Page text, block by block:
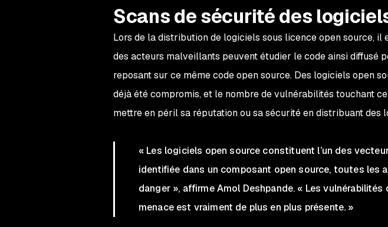
Scans de sécurité des
Lors de la distribution de logiciels sous licence open source,
des acteurs malveillants peuvent étudier le code ainsi diffusé
reposant sur ce même code open source. Des logiciels open
déjà été compromis, et le nombre de vulnérabilités touchant
mettre en péril sa réputation ou sa sécurité en distribuant
« Les logiciels open source constituent l’un des
identifiée dans un composant open source, toutes
danger », affirme Amol Deshpande. « Les
menace est vraiment de plus en plus présente. »